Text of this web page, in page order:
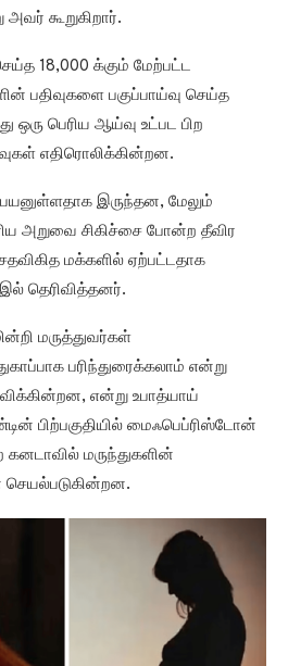
அவர் கூறுகிறார்.
18,000 க்கும் மேற்பட்ட
பதிவுகளை பகுப்பாய்வு செய்த
ஒரு பெரிய ஆய்வு உட்பட பிற
எதிரொலிக்கின்றன.
பயனுள்ளதாக இருந்தன, மேலும்
அறுவை சிகிச்சை போன்ற தீவிர
மக்களில் ஏற்பட்டதாக
தெரிவித்தனர்.
மருத்துவர்கள்
பரிந்துரைக்கலாம் என்று
என்று உபாத்யாய்
பிற்பகுதியில் மைஃபெப்ரிஸ்டோன்
மருந்துகளின்
செயல்படுகின்றன.